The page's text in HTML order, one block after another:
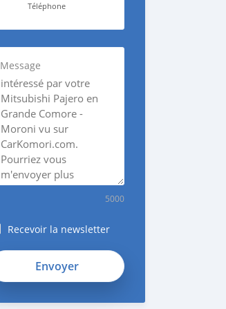
Téléphone
Message
5000
Recevoir la newsletter